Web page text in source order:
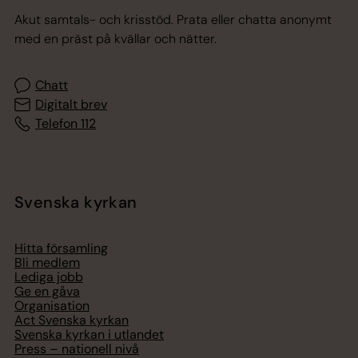
Akut samtals- och krisstöd. Prata eller chatta anonymt
med en präst på kvällar och nätter.
Chatt
Digitalt brev
Telefon 112
Svenska kyrkan
Hitta församling
Bli medlem
Lediga jobb
Ge en gåva
Organisation
Act Svenska kyrkan
Svenska kyrkan i utlandet
Press – nationell nivå